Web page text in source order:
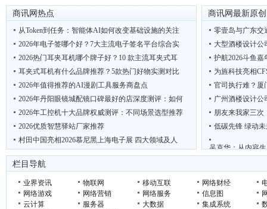
商讯网热点
从Token到任务：智能体AI如何改变基础设施的关注
2026年电子签哪个好？7大主流电子签名平台综合实
2026热门耳夹耳机哪个牌子好？10 款主流耳夹式耳
耳夹式耳机有什么品牌推荐？5款热门好物实测对比
2026年值得推荐的AI漫剧工具服务商盘点
2026年丹阳眼镜城配镜口碑最好的店深度测评：如何
2026年工控机十大品牌权威测评：不同场景选型推荐
2026优质智慧驿站厂家推荐
村田中国亮相2026慕尼黑上海电子展 四大领域及人
“鲜”动羊城 西安 周至携猕猴桃电商项目亮相广
商讯网最新原创
零壹岛与广东交
大型酒楼设计公
护航2026斗鱼
为旌科技亮相
官司执行难？厦
广州酒楼设计公
朋友来我家三次
低碳先锋 绿动
吴克华：从内容
栏目导航
业界资讯 物联网 移动互联 网络财经
网络游戏
网络营销 网络服务 信息图
云计算
服务器 大数据 集成系统